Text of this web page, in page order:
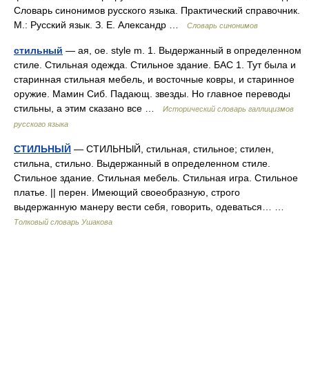
Словарь синонимов русского языка. Практический справочник.
М.: Русский язык. З. Е. Александр …
Словарь синонимов
стильный — ая, ое. style m. 1. Выдержанный в определенном
стиле. Стильная одежда. Стильное здание. БАС 1. Тут была и
старинная стильная мебель, и восточные ковры, и старинное
оружие. Мамин Сиб. Падающ. звезды. Но главное переводы
стильны, а этим сказано все …
Исторический словарь галлицизмов
русского языка
СТИЛЬНЫЙ — СТИЛЬНЫЙ, стильная, стильное; стилен,
стильна, стильно. Выдержанный в определенном стиле.
Стильное здание. Стильная мебель. Стильная игра. Стильное
платье. || перен. Имеющий своеобразную, строго
выдержанную манеру вести себя, говорить, одеваться… …
Толковый словарь Ушакова